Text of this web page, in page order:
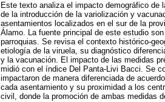
Este texto analiza el impacto demográfico de
de la introducción de la variolización y
asentamientos localizados en el sur de la
Álamo. La fuente principal de este estudio
parroquias. Se revisa el contexto histórico-
etiología de la viruela, su diagnóstico
y la vacunación. El impacto de las medidas
midió con el índice Del Panta-Livi Bacci. Se
impactaron de manera diferenciada de
cada asentamiento y su proximidad a los
civil, donde la promoción de ambas medidas